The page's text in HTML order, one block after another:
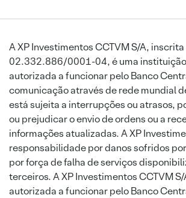
A XP Investimentos CCTVM S/A, inscrita
02.332.886/0001-04, é uma
autorizada a funcionar pelo Banco
comunicação através de rede mundial
está sujeita a interrupções ou atrasos,
ou prejudicar o envio de ordens ou a
informações atualizadas. A XP
responsabilidade por danos sofridos
por força de falha de serviços
terceiros. A XP Investimentos CCTVM
autorizada a funcionar pelo Banco